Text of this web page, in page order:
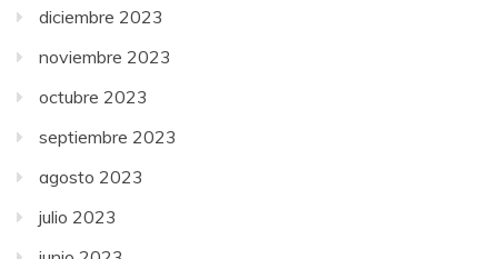
diciembre 2023
noviembre 2023
octubre 2023
septiembre 2023
agosto 2023
julio 2023